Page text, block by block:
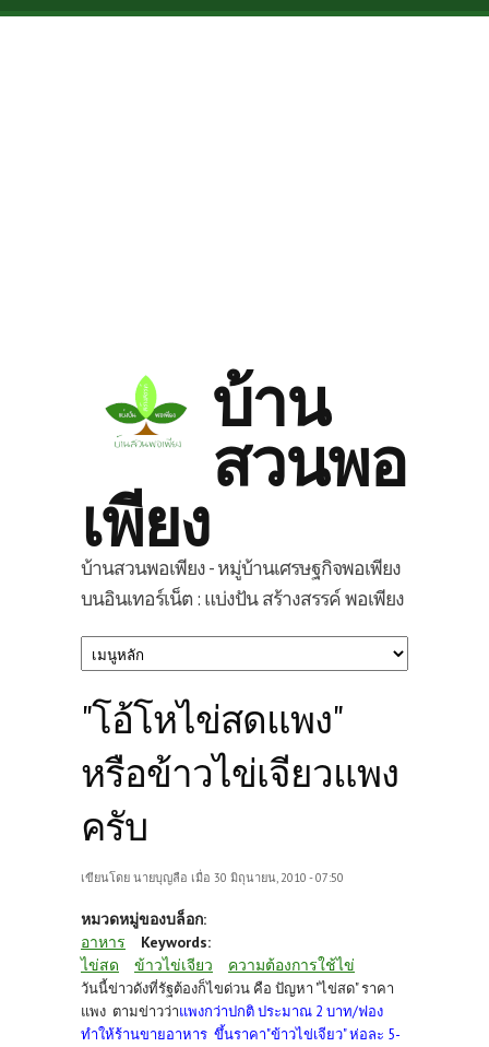
Skip to main content
บ้าน
สวนพอ
เพียง
บ้านสวนพอเพียง - หมู่บ้านเศรษฐกิจพอเพียง
บนอินเทอร์เน็ต : แบ่งปัน สร้างสรรค์ พอเพียง
"โอ้โหไข่สดแพง"
หรือข้าวไข่เจียวแพง
ครับ
เขียนโดย นายบุญลือ เมื่อ 30 มิถุนายน, 2010 - 07:50
หมวดหมู่ของบล็อก:
อาหาร
Keywords:
ไข่สด
ข้าวไข่เจียว ความต้องการใช้ไข่
วันนี้ข่าวดังที่รัฐต้องก็ไขด่วน คือ ปัญหา "ไข่สด" ราคา
แพง ตามข่าวว่าแพงกว่าปกติ ประมาณ 2 บาท/ฟอง
ทำให้ร้านขายอาหาร ขึ้นราคา"ข้าวไข่เจียว" ห่อละ 5-